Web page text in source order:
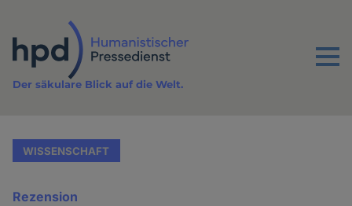
Inhalt
Menu
Der säkulare Blick auf die Welt.
WISSENSCHAFT
Rezension